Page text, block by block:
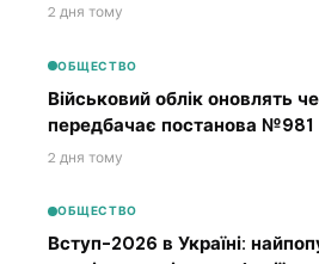
2 дня тому
ОБЩЕСТВО
Військовий облік оновлять
передбачає постанова №981
2 дня тому
ОБЩЕСТВО
Вступ-2026 в Україні: